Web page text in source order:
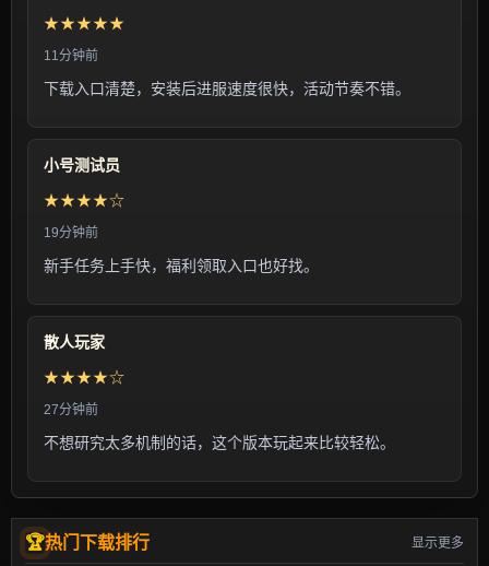
★★★★★
11分钟前
下载入口清楚，安装后进服速度很快，活动节奏不错。
小号测试员
★★★★☆
19分钟前
新手任务上手快，福利领取入口也好找。
散人玩家
★★★★☆
27分钟前
不想研究太多机制的话，这个版本玩起来比较轻松。
热门下载排行 显示更多